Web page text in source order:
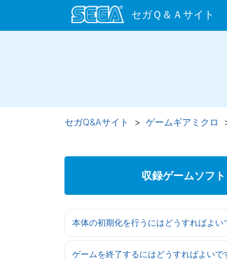
セガQ&Aサイト ゲームギアミクロ
収録ゲームソフト
本体の初期化を行うにはどうすればよい
ゲームを終了するにはどうすればよいで